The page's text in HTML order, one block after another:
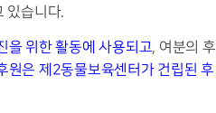
있습니다.
을 위한 활동에 사용되고, 여분의
원은 제2동물보육센터가 건립된